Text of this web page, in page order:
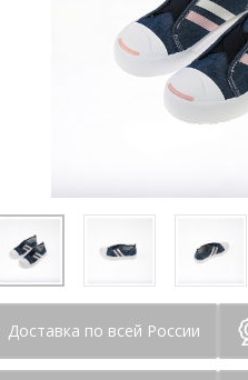
Доставка по всей России